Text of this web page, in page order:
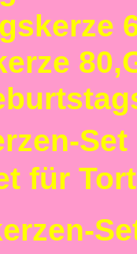
80,
Set
für